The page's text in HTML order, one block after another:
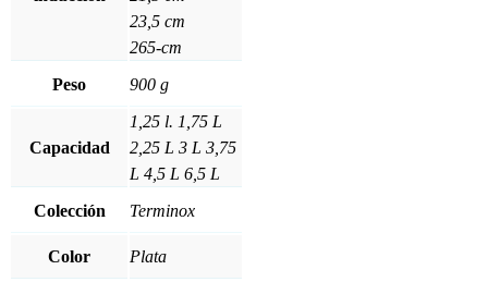
23,5 cm
265-cm
Peso
900 g
Capacidad
1,25 l. 1,75 L
2,25 L 3 L 3,75
L 4,5 L 6,5 L
Colección
Terminox
Color Plata